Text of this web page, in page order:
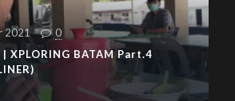
2021
0
| XPLORING BATAM Part.4